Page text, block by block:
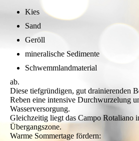
Kies
Sand
Geröll
mineralische Sedimente
Schwemmlandmaterial
ab.
Diese tiefgründigen, gut drainierenden
Reben eine intensive Durchwurzelung
Wasserversorgung.
Gleichzeitig liegt das Campo Rotaliano
Übergangszone.
Warme Sommertage fördern: